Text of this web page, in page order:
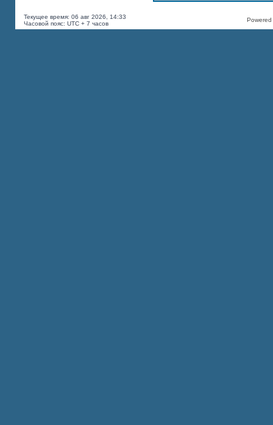
Текущее время: 06 авг 2026, 14:33
Часовой пояс: UTC + 7 часов